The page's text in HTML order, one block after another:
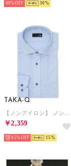
40% 30
TAKA-Q
【ノンアイロン】 ノンアイロン NEWスタンダードフィット ワイドカラー長袖シャツ （青）
￥2,359
45% 15